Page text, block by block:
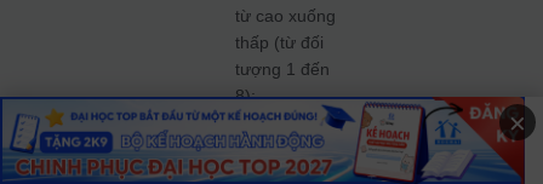
từ cao xuống
thấp (từ đối
tượng 1 đến
8);
+ Trong mỗi
tiêu chí: điểm
xét tuyển lấy
×